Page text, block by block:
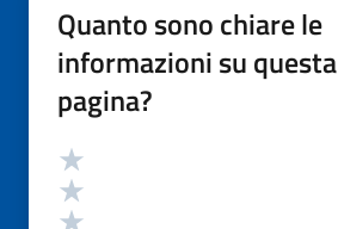
Quanto sono chiare le
informazioni su questa
pagina?
Valutazione